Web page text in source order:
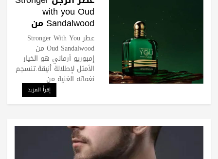
with you Oud
Sandalwood من
إمبوريو أرماني
عطر Stronger With You
Oud Sandalwood من
إمبوريو أرماني هو الخيار
الأمثل لإطلالة أنيقة.تنسجم
نغماته الغنية من
إقرأ المزيد